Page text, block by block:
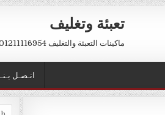
تعبئة وتغليف
ماكينات التعبئة والتغليف 01211116954 – 01211116956 – 01211116958
اتـصـل